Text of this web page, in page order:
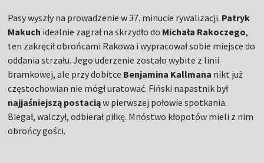
Pasy wyszły na prowadzenie w 37. minucie rywalizacji. Patryk
Makuch idealnie zagrał na skrzydło do Michała Rakoczego,
ten zakręcił obrońcami Rakowa i wypracował sobie miejsce do
oddania strzału. Jego uderzenie zostało wybite z linii
bramkowej, ale przy dobitce Benjamina Kallmana nikt już
częstochowian nie mógł uratować. Fiński napastnik był
najjaśniejszą postaciąw pierwszej połowie spotkania.
Biegał, walczył, odbierał piłkę. Mnóstwo kłopotów mieli z nim
obrońcy gości.